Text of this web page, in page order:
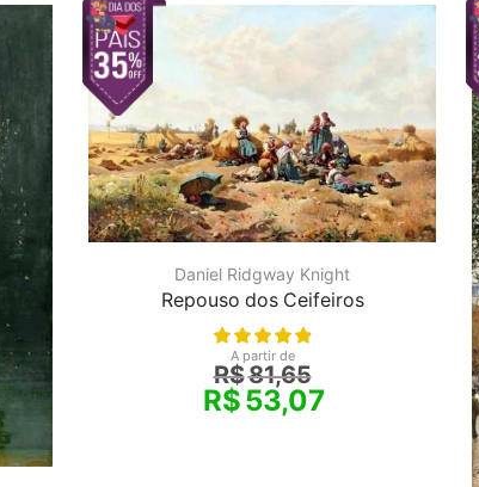
Daniel Ridgway Knight
Repouso dos Ceifeiros
A partir de
R$81,65
R$53,07